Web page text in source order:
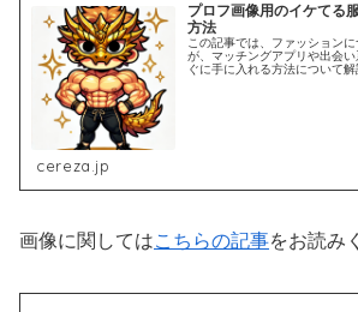
プロフ画像用のイケてる
方法
この記事では、ファッション
が、マッチングアプリや出会
ぐに手に入れる方法について
cereza.jp
画像に関してはこちらの記事をお読み